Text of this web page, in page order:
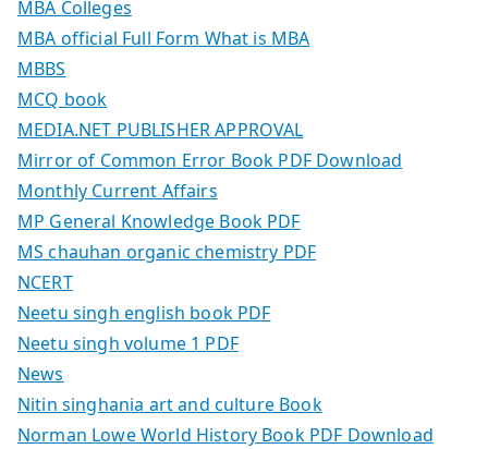
MBA Colleges
MBA official Full Form What is MBA
MBBS
MCQ book
MEDIA.NET PUBLISHER APPROVAL
Mirror of Common Error Book PDF Download
Monthly Current Affairs
MP General Knowledge Book PDF
MS chauhan organic chemistry PDF
NCERT
Neetu singh english book PDF
Neetu singh volume 1 PDF
News
Nitin singhania art and culture Book
Norman Lowe World History Book PDF Download